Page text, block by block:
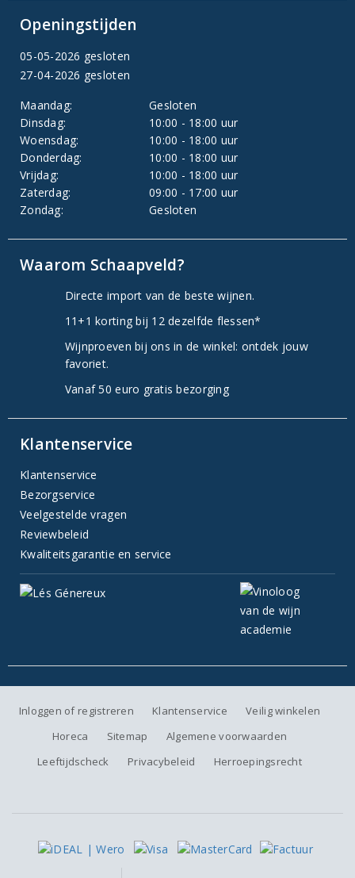
Openingstijden
05-05-2026 gesloten
27-04-2026 gesloten
Maandag:
Gesloten
Dinsdag:
10:00 - 18:00 uur
Woensdag:
10:00 - 18:00 uur
Donderdag:
10:00 - 18:00 uur
Vrijdag:
10:00 - 18:00 uur
Zaterdag:
09:00 - 17:00 uur
Zondag:
Gesloten
Waarom Schaapveld?
Directe import van de beste wijnen.
11+1 korting bij 12 dezelfde flessen*
Wijnproeven bij ons in de winkel: ontdek jouw
favoriet.
Vanaf 50 euro gratis bezorging
Klantenservice
Klantenservice
Bezorgservice
Veelgestelde vragen
Reviewbeleid
Kwaliteitsgarantie en service
Inloggen of registreren Klantenservice
Veilig winkelen
Horeca
Sitemap
Algemene voorwaarden
Leeftijdscheck
Privacybeleid Herroepingsrecht